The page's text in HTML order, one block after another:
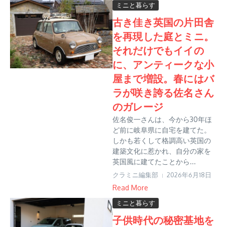
ミニと暮らす
古き佳き英国の片田舎
を再現した庭とミニ。
それだけでもイイの
に、アンティークな小
屋まで増設。春にはバ
ラが咲き誇る佐名さん
のガレージ
佐名俊一さんは、今から30年ほ
ど前に岐阜県に自宅を建てた。
しかも若くして格調高い英国の
建築文化に惹かれ、自分の家を
英国風に建てたことから...
クラミニ編集部 2026年6月18日
Read More
ミニと暮らす
子供時代の秘密基地を